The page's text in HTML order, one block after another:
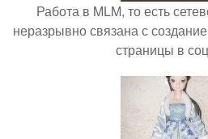
Работа в MLM, то есть
неразрывно связана с
страницы в